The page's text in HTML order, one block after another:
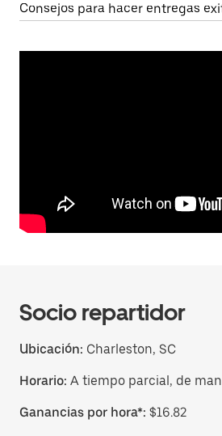
Consejos para hacer entregas
Socio repartidor
Ubicación: Charleston, SC
Horario: A tiempo parcial, de
Ganancias por hora*: $16.82